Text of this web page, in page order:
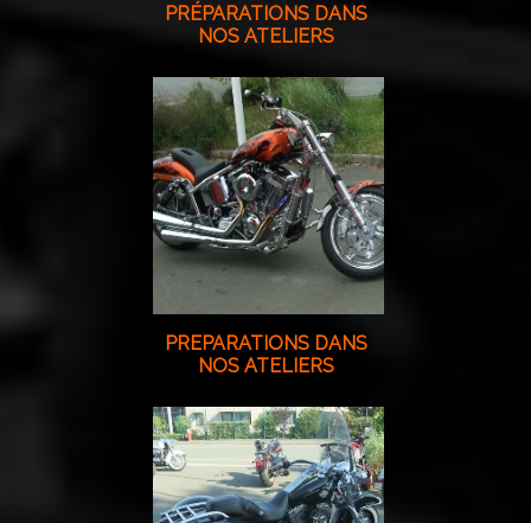
PRÉPARATIONS DANS
NOS ATELIERS
PREPARATIONS DANS
NOS ATELIERS